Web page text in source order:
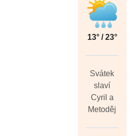
13° / 23°
Svátek
slaví
Cyril a
Metoděj